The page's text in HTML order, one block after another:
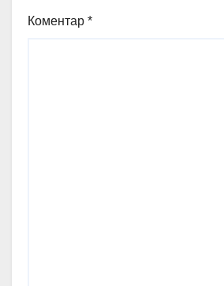
Коментар *